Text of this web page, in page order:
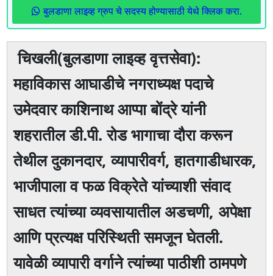
बुलडाणा लाइव्ह ग्रुप चे सदस्य होण्यासाठी येथे क्लिक करा.
चिखली(बुलडाणा लाइव्ह वृत्तसेवा):
महाविकास आघाडीचे नगराध्यक्ष पदाचे
उमेदवार काशिनाथ आप्पा बोंद्रे यांनी
शहरातील डी.पी. रोड भागाचा दौरा करून
तेथील दुकानदार, व्यापारीवर्ग, हातगाडीधारक,
भाजीपाला व फळ विक्रेते यांच्याशी संवाद
साधत त्यांच्या व्यवसायातील अडचणी, अपेक्षा
आणि प्रत्यक्ष परिस्थिती समजून घेतली.
यावेळी व्यापारी वर्गाने त्यांच्या पाठीशी ठामपणे